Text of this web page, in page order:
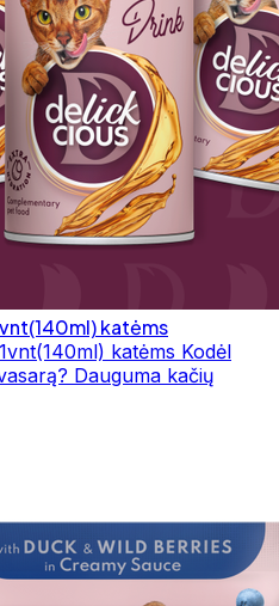
katėms
katėms Kodėl
Dauguma kačių